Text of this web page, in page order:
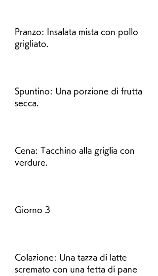
Pranzo: Insalata mista con pollo
grigliato.
Spuntino: Una porzione di frutta
secca.
Cena: Tacchino alla griglia con
verdure.
Giorno 3
Colazione: Una tazza di latte
scremato con una fetta di pane